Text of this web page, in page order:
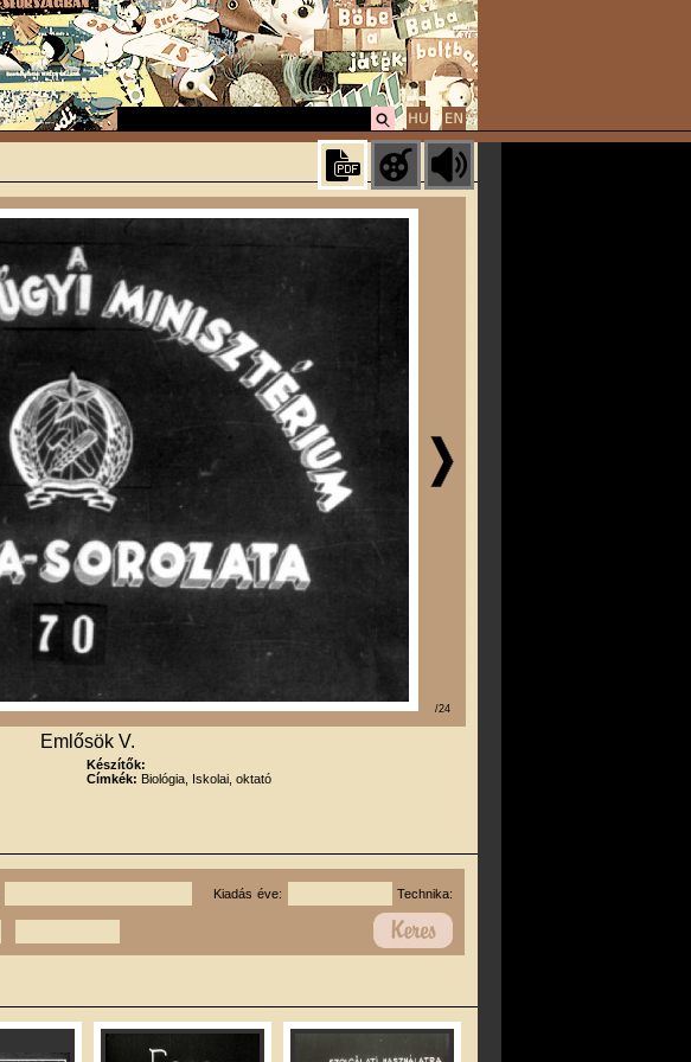
/24
Emlősök V.
Készítők:
Címkék: Biológia, Iskolai, oktató
Kiadás éve: Technika: